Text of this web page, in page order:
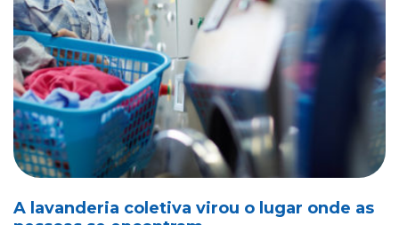
A lavanderia coletiva virou o lugar onde as